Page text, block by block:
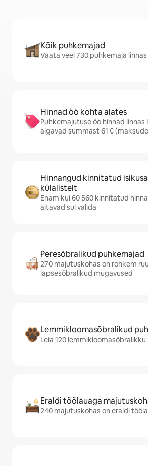
Kõik puhkemajad
Vaata veel 730 puhkemaja
Hinnad öö kohta alates
Puhkemajutuse öö hinnad linnas
algavad summast 61 €
Hinnangud kinnitatud
külalistelt
Enam kui 60 560 kinnitatud
aitavad sul valida
Peresõbralikud puhkemajad
270 majutuskohas on rohkem
lapsesõbralikud mugavused
Lemmikloomasõbralikud
Leia 120
Eraldi töölauaga
240 majutuskohas on eraldi